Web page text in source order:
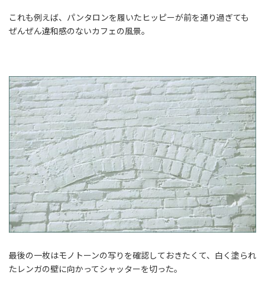
これも例えば、パンタロンを履いたヒッピーが前を通り過ぎても
ぜんぜん違和感のないカフェの風景。
最後の一枚はモノトーンの写りを確認しておきたくて、白く塗られ
たレンガの壁に向かってシャッターを切った。